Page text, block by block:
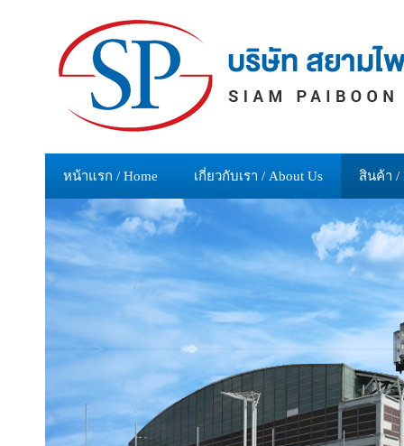
หน้าแรก / Home เกี่ยวกับเรา / About Us สินค้า /